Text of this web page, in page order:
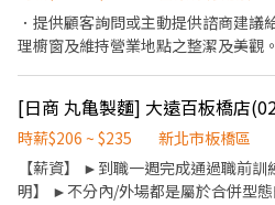
．提供顧客詢問或主動提供諮商建議
理櫥窗及維持營業地點之整潔及美觀
束營業前，統計銷售情形、盤點貨品
時薪$206 ~ $235
新北市板橋區
【薪資】 ►到職一週完成通過職前訓練，
明】 ►不分內/外場都是屬於合併型